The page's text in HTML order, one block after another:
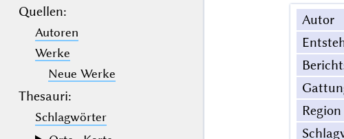
suchen
(der Unterstrich) ist Platzhalter für
genau ein Zeichen.
(das Prozentzeichen) ist Platzhalter
für kein, ein oder mehr als ein
Zeichen.
Quellen:
Autoren
Werke
Neue Werke
Thesauri:
Schlagwörter
Autor
Region